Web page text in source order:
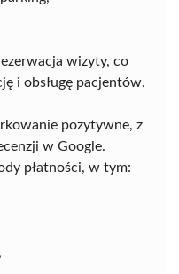
wizyty, co
i obsługę pacjentów.
pozytywne, z
w Google.
płatności, w tym: